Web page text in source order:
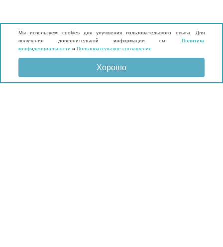
Мы используем cookies для улучшения пользовательского опыта. Для
получения дополнительной информации см. Политика
конфиденциальности и Пользовательское соглашение
Хорошо